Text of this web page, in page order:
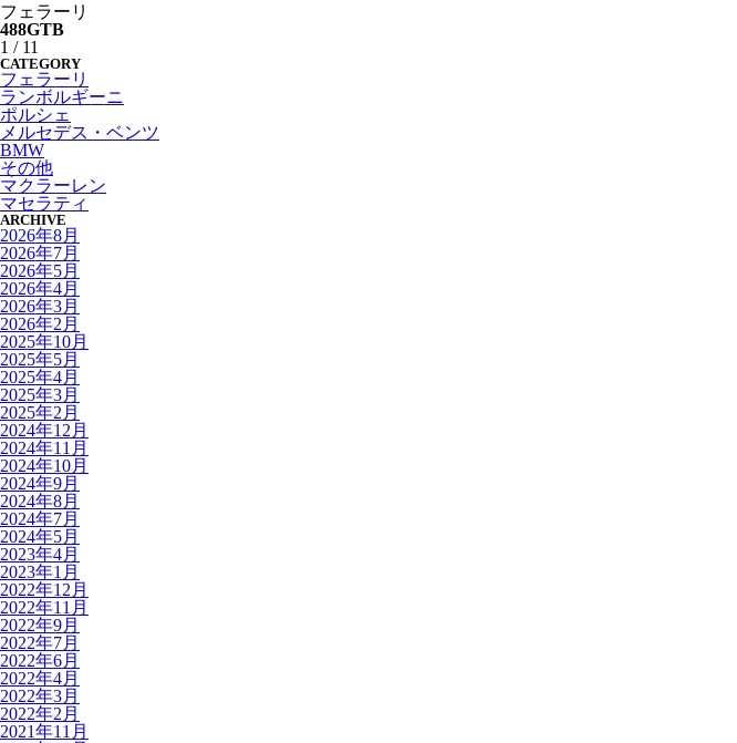
フェラーリ
488GTB
1 / 11
CATEGORY
フェラーリ
ランボルギーニ
ポルシェ
メルセデス・ベンツ
BMW
その他
マクラーレン
マセラティ
ARCHIVE
2026年8月
2026年7月
2026年5月
2026年4月
2026年3月
2026年2月
2025年10月
2025年5月
2025年4月
2025年3月
2025年2月
2024年12月
2024年11月
2024年10月
2024年9月
2024年8月
2024年7月
2024年5月
2023年4月
2023年1月
2022年12月
2022年11月
2022年9月
2022年7月
2022年6月
2022年4月
2022年3月
2022年2月
2021年11月